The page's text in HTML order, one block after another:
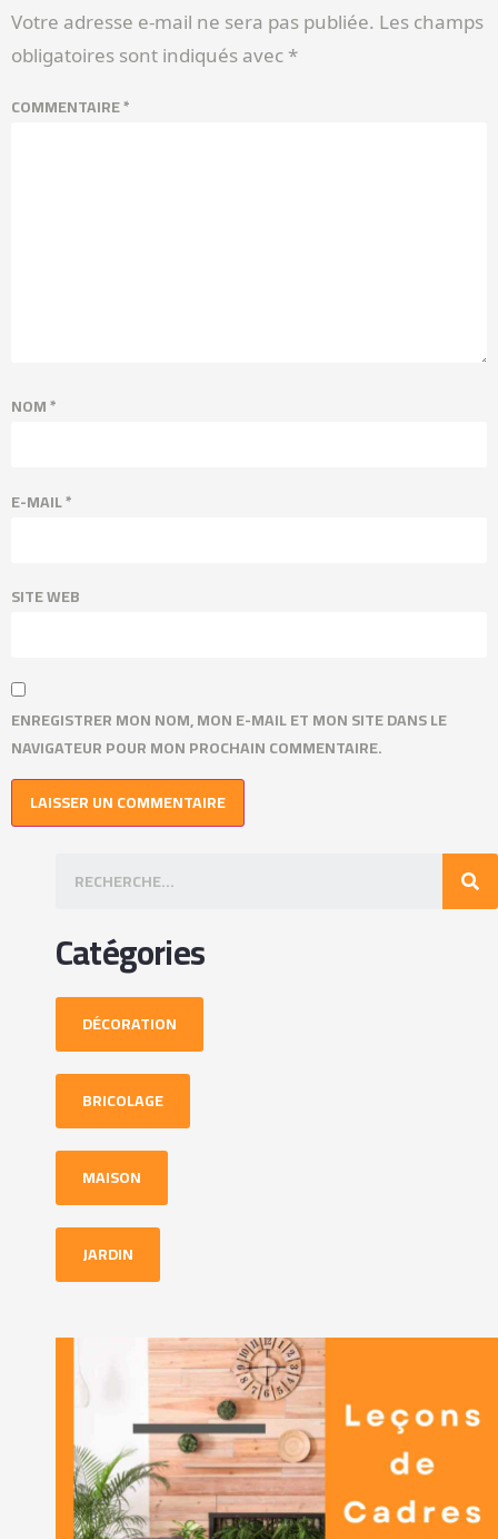
Votre adresse e-mail ne sera pas publiée. Les champs
obligatoires sont indiqués avec *
COMMENTAIRE*
NOM*
E-MAIL*
SITE WEB
ENREGISTRER MON NOM, MON E-MAIL ET MON SITE DANS LE
NAVIGATEUR POUR MON PROCHAIN COMMENTAIRE.
Catégories
DÉCORATION
BRICOLAGE
MAISON
JARDIN